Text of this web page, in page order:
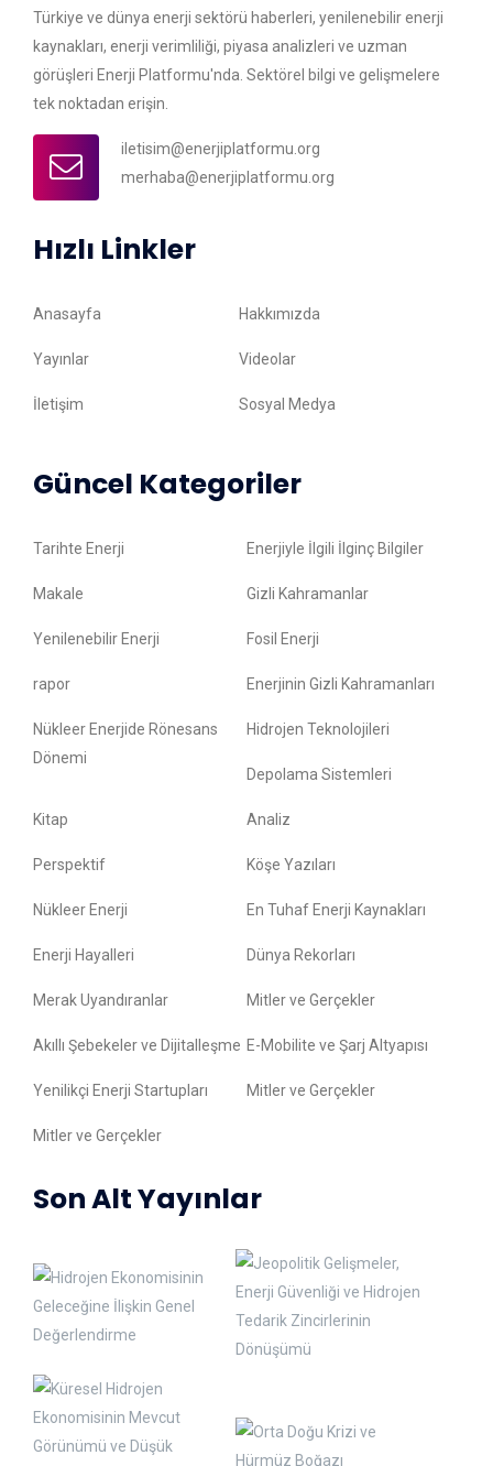
Türkiye ve dünya enerji sektörü haberleri, yenilenebilir enerji
kaynakları, enerji verimliliği, piyasa analizleri ve uzman
görüşleri Enerji Platformu'nda. Sektörel bilgi ve gelişmelere
tek noktadan erişin.
iletisim@enerjiplatformu.org
merhaba@enerjiplatformu.org
Hızlı Linkler
Anasayfa Hakkımızda
Yayınlar Videolar
İletişim Sosyal Medya
Güncel Kategoriler
Tarihte Enerji Enerjiyle İlgili İlginç Bilgiler
Makale Gizli Kahramanlar
Yenilenebilir Enerji Fosil Enerji
rapor Enerjinin Gizli Kahramanları
Nükleer Enerjide Rönesans
Dönemi
Hidrojen Teknolojileri
Depolama Sistemleri
Kitap Analiz
Perspektif Köşe Yazıları
Nükleer Enerji En Tuhaf Enerji Kaynakları
Enerji Hayalleri Dünya Rekorları
Merak Uyandıranlar Mitler ve Gerçekler
Akıllı Şebekeler ve Dijitalleşme E-Mobilite ve Şarj Altyapısı
Yenilikçi Enerji Startupları Mitler ve Gerçekler
Mitler ve Gerçekler
Son Alt Yayınlar